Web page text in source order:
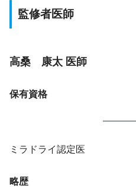
監修者医師
高桑 康太 医師
保有資格
ミラドライ認定医
略歴